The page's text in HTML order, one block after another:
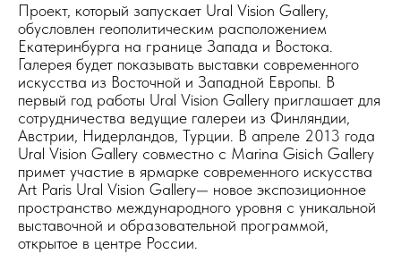
Проект, который запускает Ural Vision Gallery,
обусловлен геополитическим расположением
Екатеринбурга на границе Запада и Востока.
Галерея будет показывать выставки современного
искусства из Восточной и Западной Европы. В
первый год работы Ural Vision Gallery приглашает для
сотрудничества ведущие галереи из Финляндии,
Австрии, Нидерландов, Турции. В апреле 2013 года
Ural Vision Gallery совместно с Marina Gisich Gallery
примет участие в ярмарке современного искусства
Art Paris Ural Vision Gallery— новое экспозиционное
пространство международного уровня с уникальной
выставочной и образовательной программой,
открытое в центре России.